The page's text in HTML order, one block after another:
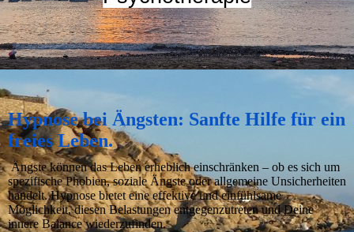
Hypnose bei Ängsten: Sanfte Hilfe für ein
freies Leben.
Ängste können das Leben erheblich einschränken – ob es sich um
spezifische Phobien, soziale Ängste oder allgemeine Unsicherheiten
handelt. Hypnose bietet eine effektive und einfühlsame
Möglichkeit, diesen Belastungen entgegenzutreten und Deine
innere Balance wiederzufinden.